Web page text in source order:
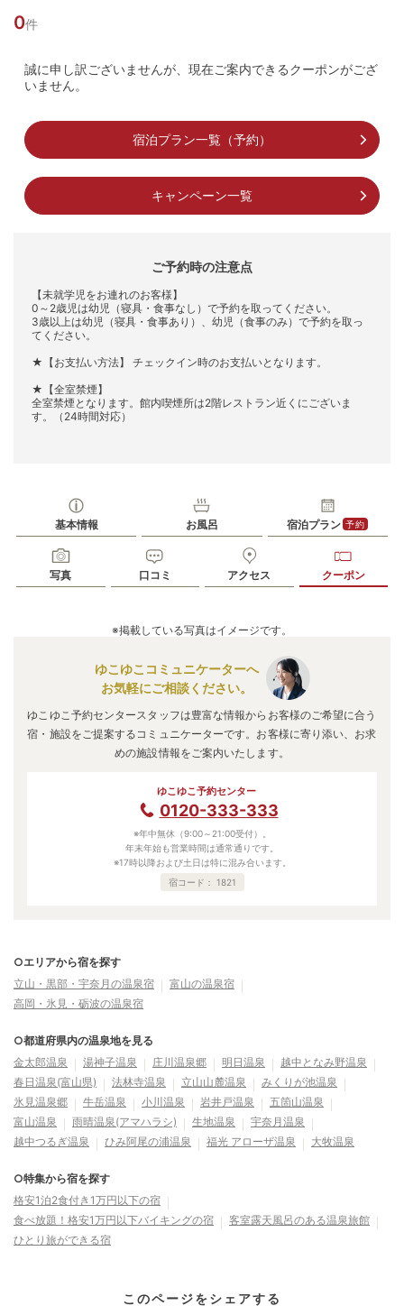
0件
誠に申し訳ございませんが、現在ご案内できるクーポンがござ
いません。
宿泊プラン一覧（予約）
キャンペーン一覧
ご予約時の注意点
【未就学児をお連れのお客様】
0～2歳児は幼児（寝具・食事なし）で予約を取ってください。
3歳以上は幼児（寝具・食事あり）、幼児（食事のみ）で予約を取っ
てください。
★【お支払い方法】 チェックイン時のお支払いとなります。
★【全室禁煙】
全室禁煙となります。館内喫煙所は2階レストラン近くにございま
す。（24時間対応）
基本情報 お風呂 宿泊プラン 予約
写真 口コミ アクセス クーポン
※掲載している写真はイメージです。
ゆこゆこコミュニケーターへ
お気軽にご相談ください。
ゆこゆこ予約センタースタッフは豊富な情報からお客様のご希望に合う
宿・施設をご提案するコミュニケーターです。お客様に寄り添い、お求
めの施設情報をご案内いたします。
ゆこゆこ予約センター
0120-333-333
※年中無休（9:00～21:00受付）。
年末年始も営業時間は通常通りです。
※17時以降および土日は特に混み合います。
宿コード： 1821
○エリアから宿を探す
立山・黒部・宇奈月の温泉宿
富山の温泉宿
高岡・氷見・砺波の温泉宿
○都道府県内の温泉地を見る
金太郎温泉
湯神子温泉 庄川温泉郷 明日温泉
越中となみ野温泉
春日温泉(富山県)
法林寺温泉 立山山麓温泉
みくりが池温泉
氷見温泉郷
牛岳温泉 小川温泉 岩井戸温泉
五箇山温泉
富山温泉
雨晴温泉(アマハラシ) 生地温泉
宇奈月温泉
越中つるぎ温泉
ひみ阿尾の浦温泉 福光 アローザ温泉 大牧温泉
○特集から宿を探す
格安1泊2食付き1万円以下の宿
食べ放題！格安1万円以下バイキングの宿
客室露天風呂のある温泉旅館
ひとり旅ができる宿
このページをシェアする